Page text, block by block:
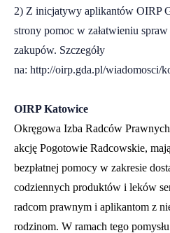
2) Z inicjatywy aplikantów OIRP
strony pomoc w załatwieniu
zakupów. Szczegóły
na: http://oirp.gda.pl/wiadomosci/
OIRP Katowice
Okręgowa Izba Radców
akcję Pogotowie Radcowskie,
bezpłatnej pomocy w zakresie
codziennych produktów i leków
radcom prawnym i aplikantom z
rodzinom. W ramach tego